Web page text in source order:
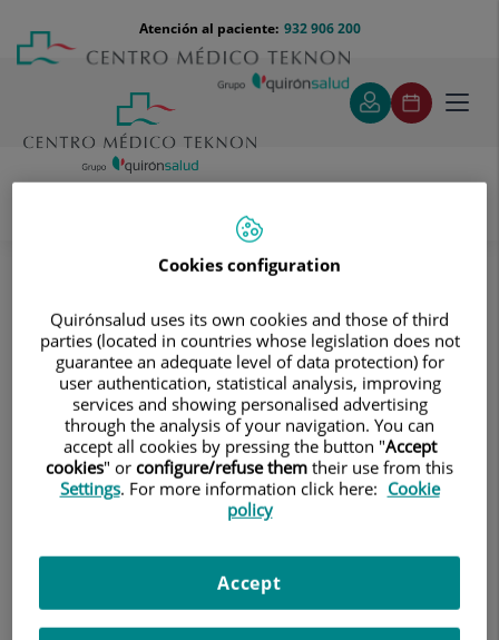
contenido
Menú
teléfono
cabecera
932 906 200
Atención al paciente:
Cirugía plástica y estética
Tratamientos y Especialidades
Blefaroplastia
Blefaroplastia
Más de 2.000 miradas rejuvenecidas y
llenas de luz nos avalan
Cookies configuration
Quirónsalud uses its own cookies and those of third
parties (located in countries whose legislation does not
guarantee an adequate level of data protection) for
user authentication, statistical analysis, improving
services and showing personalised advertising
through the analysis of your navigation. You can
accept all cookies by pressing the button "Accept
cookies" or configure/refuse them their use from this
Settings. For more information click here: Cookie
policy
Accept